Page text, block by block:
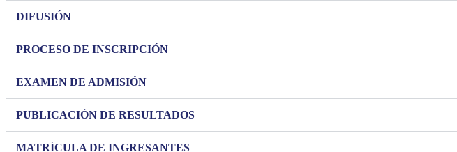
DIFUSIÓN
PROCESO DE INSCRIPCIÓN
EXAMEN DE ADMISIÓN
PUBLICACIÓN DE RESULTADOS
MATRÍCULA DE INGRESANTES